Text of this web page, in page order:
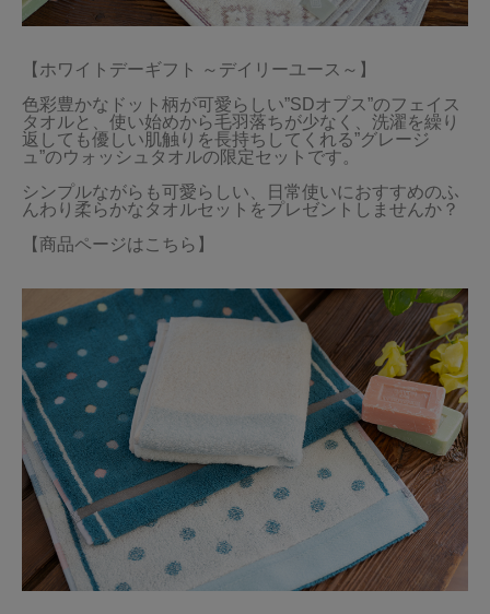
【ホワイトデーギフト ～デイリーユース～】
色彩豊かなドット柄が可愛らしい”SDオプス”のフェイス
タオルと、使い始めから毛羽落ちが少なく、洗濯を繰り
返しても優しい肌触りを長持ちしてくれる”グレージ
ュ”のウォッシュタオルの限定セットです。
シンプルながらも可愛らしい、日常使いにおすすめのふ
んわり柔らかなタオルセットをプレゼントしませんか？
【商品ページはこちら】